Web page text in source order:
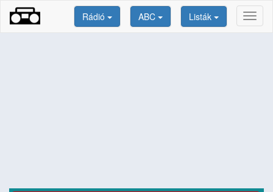
Listák
ABC
Rádió